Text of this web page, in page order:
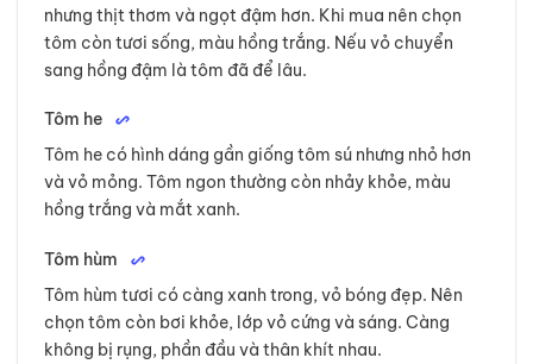
nhưng thịt thơm và ngọt đậm hơn. Khi mua nên chọn
tôm còn tươi sống, màu hồng trắng. Nếu vỏ chuyển
sang hồng đậm là tôm đã để lâu.
Tôm he
Tôm he có hình dáng gần giống tôm sú nhưng nhỏ hơn
và vỏ mỏng. Tôm ngon thường còn nhảy khỏe, màu
hồng trắng và mắt xanh.
Tôm hùm
Tôm hùm tươi có càng xanh trong, vỏ bóng đẹp. Nên
chọn tôm còn bơi khỏe, lớp vỏ cứng và sáng. Càng
không bị rụng, phần đầu và thân khít nhau.